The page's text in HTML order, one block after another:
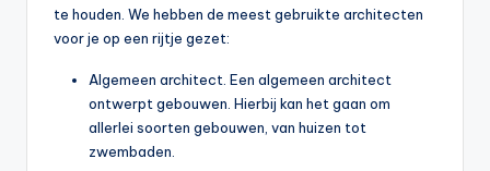
te houden. We hebben de meest gebruikte architecten
voor je op een rijtje gezet:
Algemeen architect. Een algemeen architect
ontwerpt gebouwen. Hierbij kan het gaan om
allerlei soorten gebouwen, van huizen tot
zwembaden.